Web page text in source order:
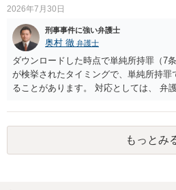
2026年7月30日
刑事事件に強い弁護士
奥村 徹 弁護士
ダウンロードした時点で単純所持罪（7
が検挙されたタイミングで、単純所持罪
ることがあります。 対応としては、 弁
談しておく などが考えられます。
もっとみ